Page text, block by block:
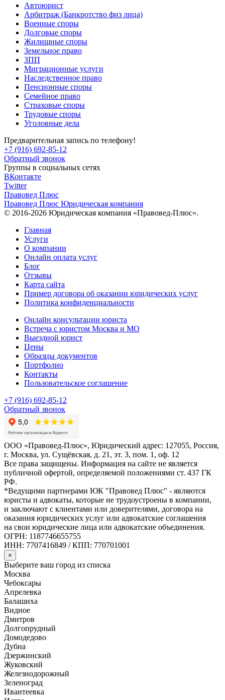
Автоюрист
Арбитраж (Банкротство физ лица)
Военные споры
Долговые споры
Жилищные споры
Земельное право
ЗПП
Миграционные услуги
Наследственное право
Пенсионные споры
Семейное право
Страховые споры
Трудовые споры
Уголовные дела
Предварительная запись по телефону!
+7 (916) 692-85-12
Обратный звонок
Группы в социальных сетях
ВКонтакте
Twitter
Правовед Плюс
Правовед Плюс Юридическая компания
© 2016-2026 Юридическая компания «Правовед-Плюс».
Главная
Услуги
О компании
Онлайн оплата услуг
Блог
Отзывы
Карта сайта
Пример договора об оказании юридических услуг
Политика конфиденциальности
Онлайн консультации юриста
Встреча с юристом Москва и МО
Выездной юрист
Цены
Образцы документов
Портфолио
Контакты
Пользовательское соглашение
+7 (916) 692-85-12
Обратный звонок
ООО «Правовед-Плюс», Юридический адрес: 127055, Россия,
г. Москва, ул. Сущёвская, д. 21, эт. 3, пом. 1, оф. 12
Все права защищены. Информация на сайте не является
публичной офертой, определяемой положениями ст. 437 ГК
РФ.
*Ведущими партнерами ЮК "Правовед Плюс" - являются
юристы и адвокаты, которые не трудоустроены в компании,
и заключают с клиентами или доверителями, договора на
оказания юридических услуг или адвокатские соглашения
на свои юридические лица или адвокатские объединения.
ОГРН: 1187746655755
ИНН: 7707416849 / КПП: 770701001
×
Выберите ваш город из списка
Москва
Чебоксары
Апрелевка
Балашиха
Видное
Дмитров
Долгопрудный
Домодедово
Дубна
Дзержинский
Жуковский
Железнодорожный
Зеленоград
Ивантеевка